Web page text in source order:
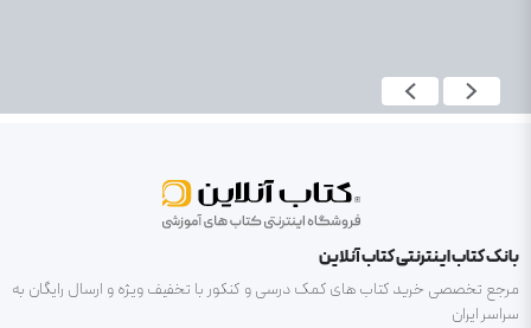
بانک کتاب اینترنتی کتاب آنلاین
مرجع تخصصی خرید کتاب های کمک درسی و کنکور با تخفیف ویژه و ارسال رایگان به
سراسر ایران